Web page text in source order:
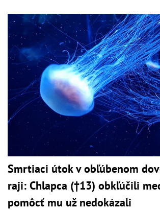
Smrtiaci útok v obľúbenom
raji: Chlapca (†13) obkľúčili
pomôcť mu už nedokázali